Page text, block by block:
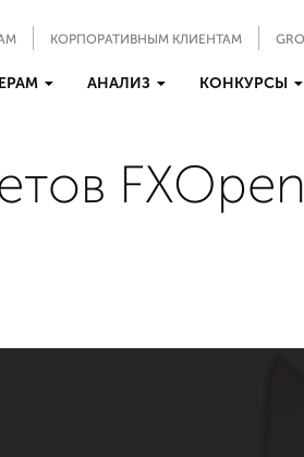
КОРПОРАТИВНЫМ КЛИЕНТАМ
АНАЛИЗ КОНКУРСЫ